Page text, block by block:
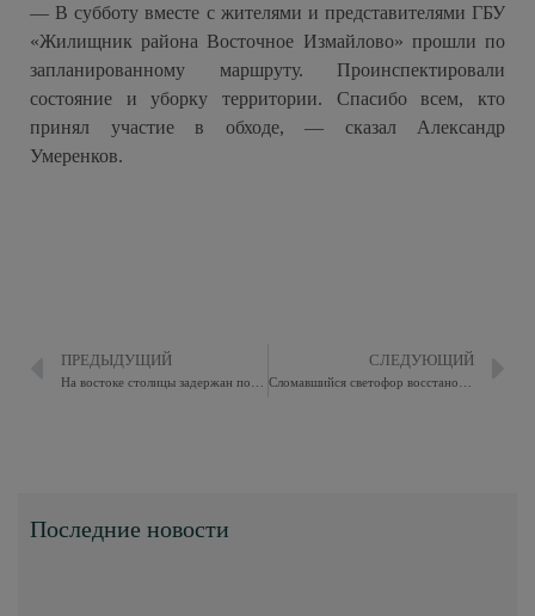
— В субботу вместе с жителями и представителями ГБУ
«Жилищник района Восточное Измайлово» прошли по
запланированному маршруту. Проинспектировали
состояние и уборку территории. Спасибо всем, кто
принял участие в обходе, — сказал Александр
Умеренков.
ПРЕДЫДУЩИЙ СЛЕДУЮЩИЙ
Последние новости